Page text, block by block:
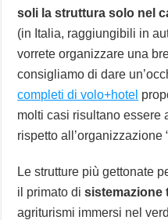
soli la struttura solo nel
(in Italia, raggiungibili in
vorrete organizzare una
consigliamo di dare
completi di volo+hotel
molti casi risultano essere
rispetto all’organizzazione
Le strutture più gettonate
il primato disistemazione
agriturismi immersi nel